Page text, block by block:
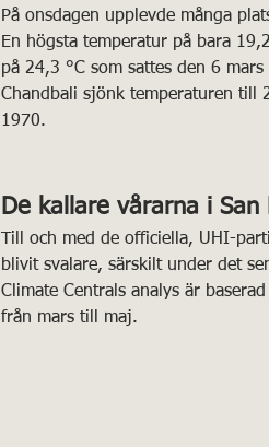
På onsdagen upplevde många
En högsta temperatur på bara
på 24,3 °C som sattes den 6
Chandbali sjönk temperaturen till
1970.
De kallare vårarna i San
Till och med de officiella, UHI-
blivit svalare, särskilt under det
Climate Centrals analys är
från mars till maj.